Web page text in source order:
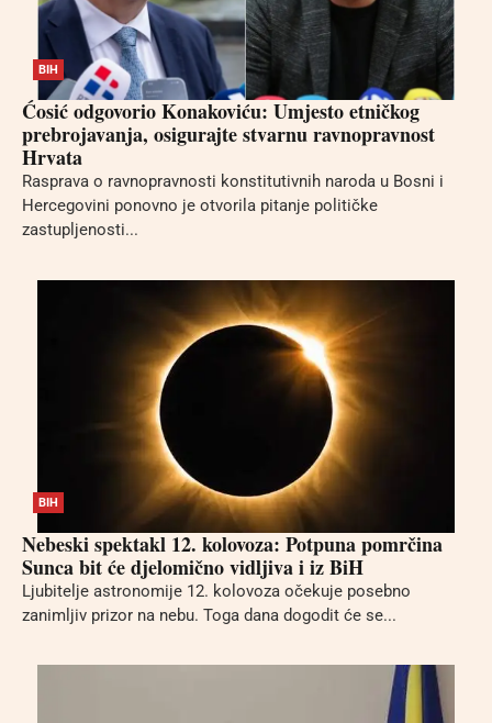
BIH
Ćosić odgovorio Konakoviću: Umjesto etničkog
prebrojavanja, osigurajte stvarnu ravnopravnost
Hrvata
Rasprava o ravnopravnosti konstitutivnih naroda u Bosni i
Hercegovini ponovno je otvorila pitanje političke
zastupljenosti...
BIH
Nebeski spektakl 12. kolovoza: Potpuna pomrčina
Sunca bit će djelomično vidljiva i iz BiH
Ljubitelje astronomije 12. kolovoza očekuje posebno
zanimljiv prizor na nebu. Toga dana dogodit će se...